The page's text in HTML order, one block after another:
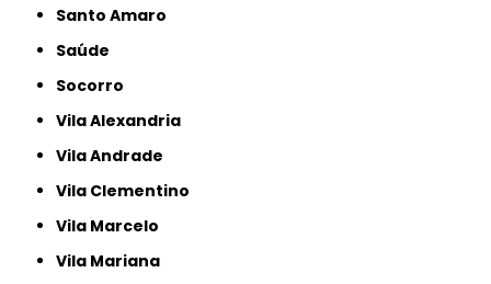
Santo Amaro
Saúde
Socorro
Vila Alexandria
Vila Andrade
Vila Clementino
Vila Marcelo
Vila Mariana